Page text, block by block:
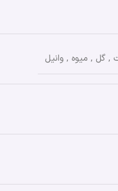
, گل , میوه , وانیل